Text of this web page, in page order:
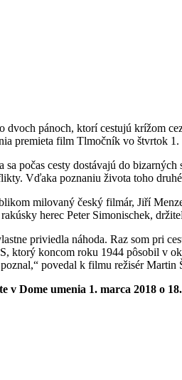
dvoch pánoch, ktorí cestujú krížom
premieta film Tlmočník vo štvrtok 1.
sa počas cesty dostávajú do
Vďaka poznaniu života toho
milovaný český filmár, Jiří
herec Peter Simonischek,
priviedla náhoda. Raz som pri
ktorý koncom roku 1944 pôsobil v
povedal k filmu režisér Martin
v Dome umenia 1. marca 2018 o